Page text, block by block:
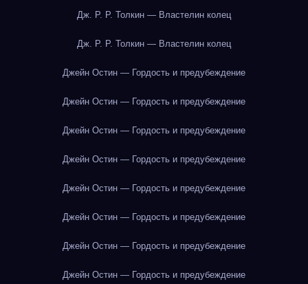
Дж. Р. Р. Толкин — Властелин колец
Дж. Р. Р. Толкин — Властелин колец
Джейн Остин — Гордость и предубеждение
Джейн Остин — Гордость и предубеждение
Джейн Остин — Гордость и предубеждение
Джейн Остин — Гордость и предубеждение
Джейн Остин — Гордость и предубеждение
Джейн Остин — Гордость и предубеждение
Джейн Остин — Гордость и предубеждение
Джейн Остин — Гордость и предубеждение